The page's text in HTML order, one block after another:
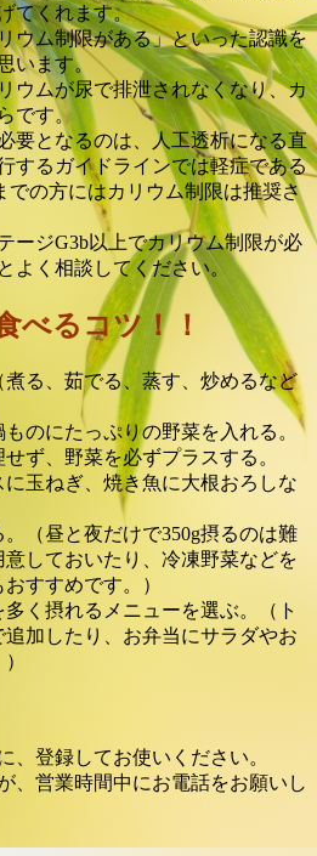
てくれます。
ウム制限がある」といった認識を
います。
ウムが尿で排泄されなくなり、カ
です。
要となるのは、人工透析になる直
するガイドラインでは軽症である
での方にはカリウム制限は推奨さ
ージG3b以上でカリウム制限が必
よく相談してください。
べるコツ！！
る、茹でる、蒸す、炒めるなど
のにたっぷりの野菜を入れる。
ず、野菜を必ずプラスする。
に玉ねぎ、焼き魚に大根おろしな
（昼と夜だけで350g摂るのは難
意しておいたり、冷凍野菜などを
すすめです。）
く摂れるメニューを選ぶ。（ト
加したり、お弁当にサラダやお
、登録してお使いください。
、営業時間中にお電話をお願いし